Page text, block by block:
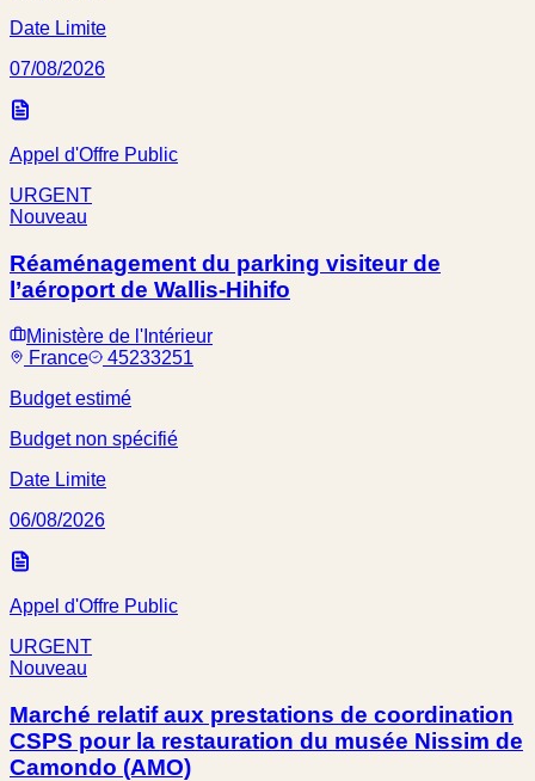
Date Limite
07/08/2026
Appel d'Offre Public
URGENT
Nouveau
Réaménagement du parking visiteur de
l’aéroport de Wallis-Hihifo
Ministère de l'Intérieur
France
45233251
Budget estimé
Budget non spécifié
Date Limite
06/08/2026
Appel d'Offre Public
URGENT
Nouveau
Marché relatif aux prestations de coordination
CSPS pour la restauration du musée Nissim de
Camondo (AMO)